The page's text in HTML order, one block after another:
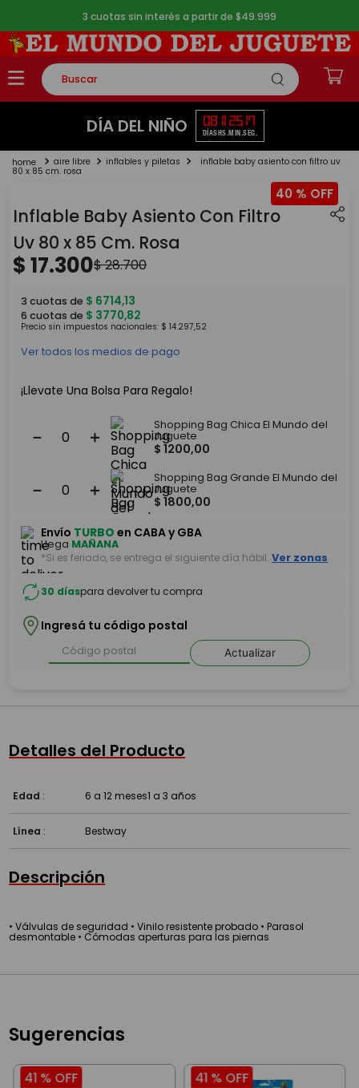
3 cuotas sin interés a partir de $49.999
Buscar
TÉRMINOS MÁS BUSCADOS
2.
lego
4
monopatin
5. toy story
DÍA DEL NIÑO 08
DÍAS
11
HS.
25
MIN.
16
SEG.
aire libre inflables y piletas inflable baby asiento con filtro uv
80 x 85 cm. rosa
40 %
Inflable Baby Asiento Con Filtro
Uv 80 x 85 Cm. Rosa
$17.300$28.700
3 cuotas de $ 6714,13
6 cuotas de $ 3770,82
Precio sin impuestos nacionales: $ 14.297,52
Ver todos los medios de pago
¡Llevate Una Bolsa Para Regalo!
＋
－
Shopping Bag Chica El Mundo del
Juguete
$ 1200,00
＋
－
Shopping Bag Grande El Mundo del
Juguete
$ 1800,00
Envío TURBO en CABA y GBA
Llega MAÑANA
*Si es feriado, se entrega el siguiente día hábil. Ver zonas
30 díaspara devolver tu compra
Ingresá tu código postal
Actualizar
Detalles del Producto
Edad : 6 a 12 meses1 a 3 años
Línea : Bestway
Descripción
• Válvulas de seguridad • Vinilo resistente probado • Parasol
desmontable • Cómodas aperturas para las piernas
Sugerencias
41 % OFF 41 % OFF